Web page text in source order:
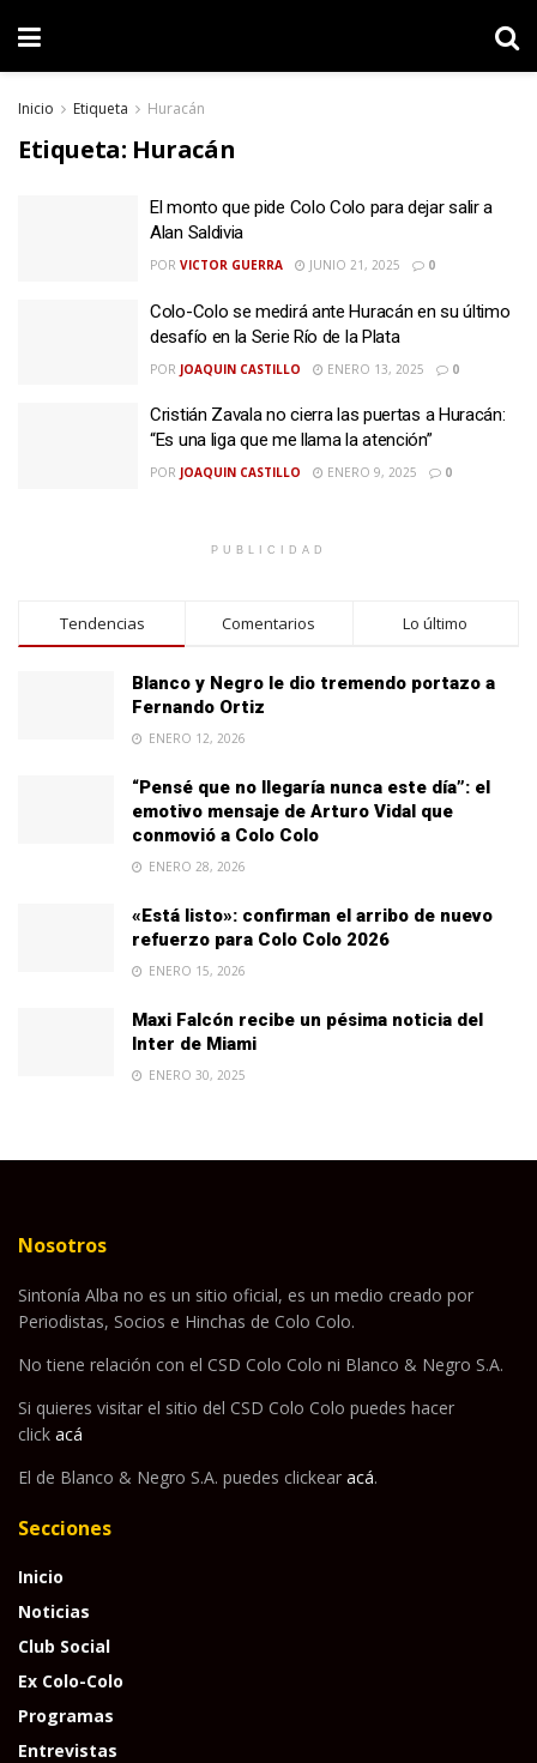
Inicio Etiqueta Huracán
Etiqueta: Huracán
El monto que pide Colo Colo para dejar salir a
Alan Saldivia
POR VICTOR GUERRA JUNIO 21, 2025 0
Colo-Colo se medirá ante Huracán en su último
desafío en la Serie Río de la Plata
POR JOAQUIN CASTILLO ENERO 13, 2025 0
Cristián Zavala no cierra las puertas a Huracán:
“Es una liga que me llama la atención”
POR JOAQUIN CASTILLO ENERO 9, 2025 0
PUBLICIDAD
Tendencias Comentarios Lo último
Blanco y Negro le dio tremendo portazo a
Fernando Ortiz
ENERO 12, 2026
“Pensé que no llegaría nunca este día”: el
emotivo mensaje de Arturo Vidal que
conmovió a Colo Colo
ENERO 28, 2026
«Está listo»: confirman el arribo de nuevo
refuerzo para Colo Colo 2026
ENERO 15, 2026
Maxi Falcón recibe un pésima noticia del
Inter de Miami
ENERO 30, 2025
Nosotros
Sintonía Alba no es un sitio oficial, es un medio creado por
Periodistas, Socios e Hinchas de Colo Colo.
No tiene relación con el CSD Colo Colo ni Blanco & Negro S.A.
Si quieres visitar el sitio del CSD Colo Colo puedes hacer
click acá
El de Blanco & Negro S.A. puedes clickear acá.
Secciones
Inicio
Noticias
Club Social
Ex Colo-Colo
Programas
Entrevistas